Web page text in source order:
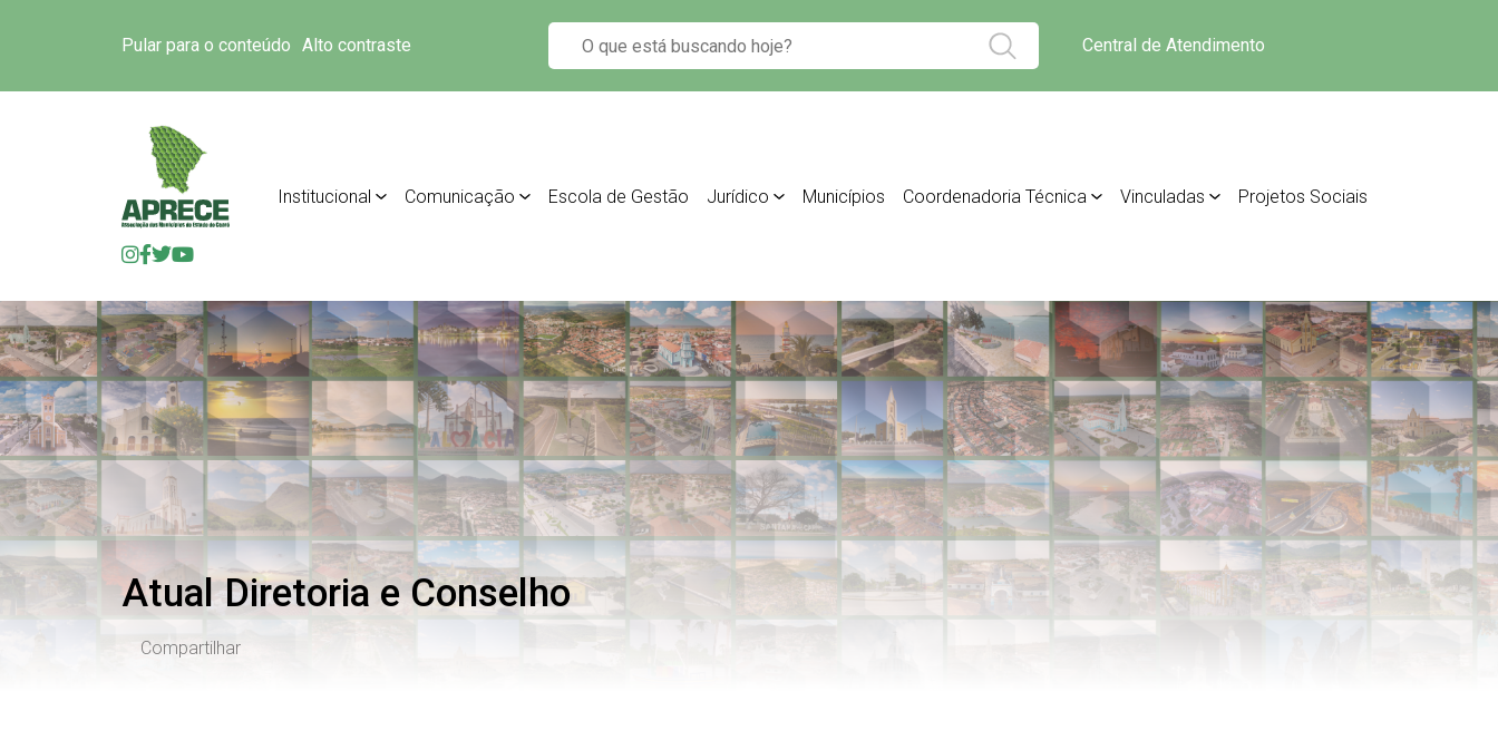
Pular para o conteúdo Alto contraste Central de Atendimento
Institucional Comunicação Escola de Gestão Jurídico Municípios Coordenadoria Técnica Vinculadas Projetos Sociais
Atual Diretoria e Conselho
Compartilhar